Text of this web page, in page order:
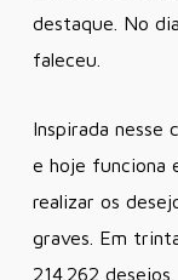
destaque. No
faleceu.
Inspirada nesse
e hoje funciona
realizar os
graves. Em
214.262 desejos.